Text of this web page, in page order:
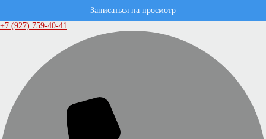
Записаться на просмотр
+7 (927) 759-40-41